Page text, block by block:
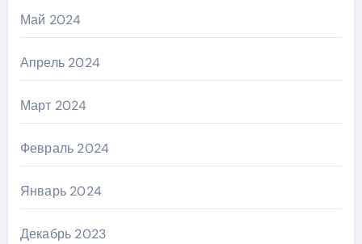
Май 2024
Апрель 2024
Март 2024
Февраль 2024
Январь 2024
Декабрь 2023